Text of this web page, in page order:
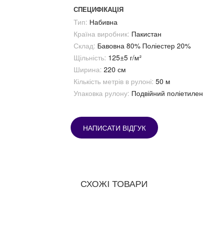
СПЕЦИФІКАЦІЯ
Тип: Набивна
Країна виробник: Пакистан
Склад: Бавовна 80% Поліестер 20%
Щільність: 125±5 г/м²
Ширина: 220 см
Кількість метрів в рулоні: 50 м
Упаковка рулону: Подвійний поліетилен
НАПИСАТИ ВІДГУК
СХОЖІ ТОВАРИ